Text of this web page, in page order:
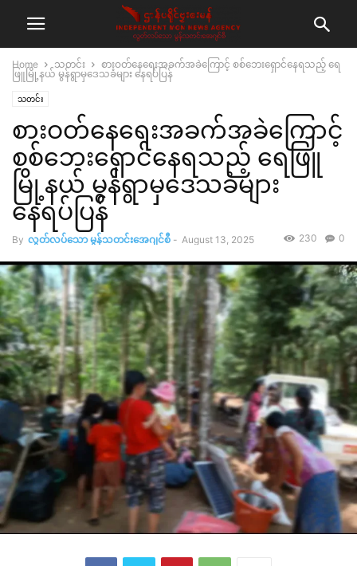
Home သတင်း
စားဝတ်နေရေးအခက်အခဲကြောင့် စစ်ဘေးရှောင်နေရသည့် ရေ
ဖြူမြို့နယ် မွန်ရွာမှဒေသခံများ နေရပ်ပြန်
သတင်း
စားဝတ်နေရေးအခက်အခဲကြောင့်
စစ်ဘေးရှောင်နေရသည့် ရေဖြူ
မြို့နယ် မွန်ရွာမှဒေသခံများ
နေရပ်ပြန်
By လွတ်လပ်သော မွန်သတင်းအေဂျင်စီ - August 13, 2025 0
230